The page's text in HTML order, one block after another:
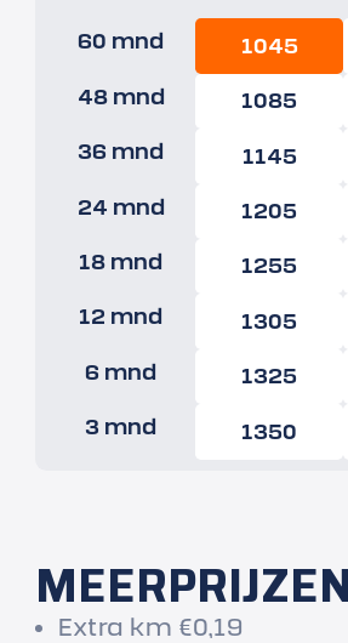
60 mnd 1045
48 mnd 1085
36 mnd 1145
24 mnd 1205
18 mnd 1255
12 mnd 1305
6 mnd 1325
3 mnd 1350
MEERPRIJZEN
Extra km €0,19